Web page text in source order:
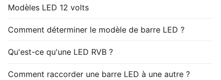
Modèles LED 12 volts
Comment déterminer le modèle de barre LED ?
Qu'est-ce qu'une LED RVB ?
Comment raccorder une barre LED à une autre ?